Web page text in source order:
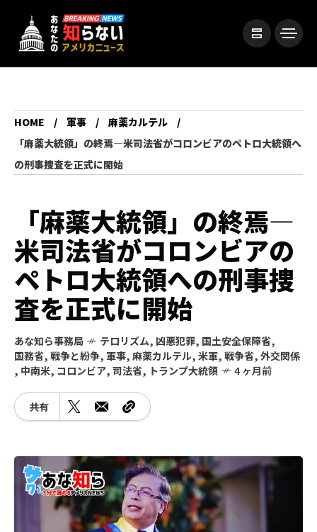
HOME 軍事
麻薬カルテル
「麻薬大統領」の終焉—米司法省がコロンビアのペトロ大統領へ
の刑事捜査を正式に開始
「麻薬大統領」の終焉—
米司法省がコロンビアの
ペトロ大統領への刑事捜
査を正式に開始
あな知ら事務局 テロリズム, 凶悪犯罪, 国土安全保障省,
国務省, 戦争と紛争, 軍事, 麻薬カルテル, 米軍, 戦争省, 外交関係
, 中南米, コロンビア, 司法省, トランプ大統領 4 ヶ月前
共有